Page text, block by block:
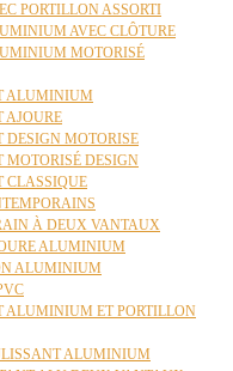
PORTILLON ASSORTI
AVEC CLÔTURE
MOTORISÉ
ALUMINIUM
AJOURE
DESIGN MOTORISE
MOTORISÉ DESIGN
CLASSIQUE
À DEUX VANTAUX
ALUMINIUM
ALUMINIUM
ALUMINIUM ET PORTILLON
ALUMINIUM